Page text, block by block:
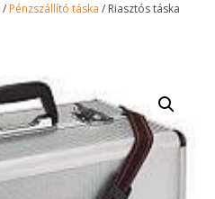
/ Pénzszállító táska / Riasztós táska